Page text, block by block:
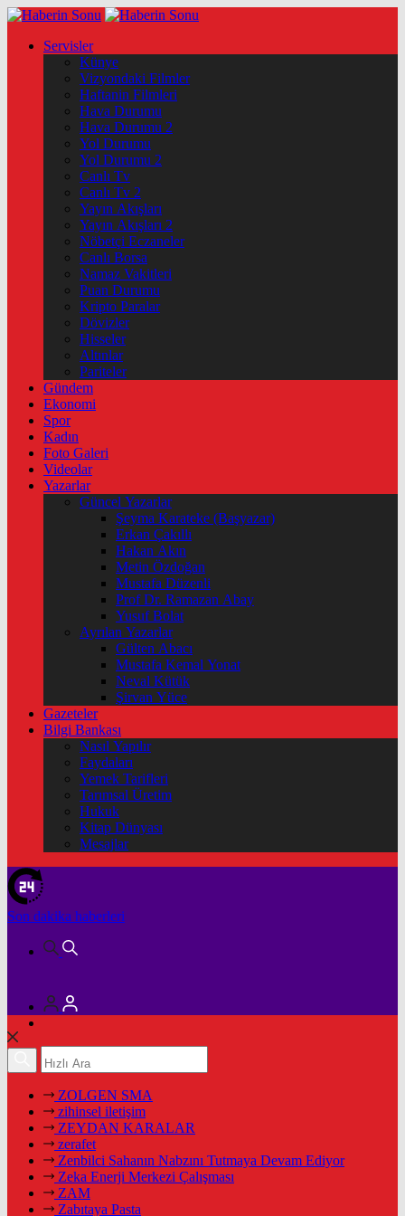
Servisler
Künye
Vizyondaki Filmler
Haftanin Filmleri
Hava Durumu
Hava Durumu 2
Yol Durumu
Yol Durumu 2
Canlı Tv
Canlı Tv 2
Yayın Akışları
Yayın Akışları 2
Nöbetçi Eczaneler
Canlı Borsa
Namaz Vakitleri
Puan Durumu
Kripto Paralar
Dövizler
Hisseler
Altınlar
Pariteler
Gündem
Ekonomi
Spor
Kadın
Foto Galeri
Videolar
Yazarlar
Güncel Yazarlar
Şeyma Karateke (Başyazar)
Erkan Çakıllı
Hakan Akın
Metin Özdoğan
Mustafa Düzenli
Prof Dr. Ramazan Abay
Yusuf Bolat
Ayrılan Yazarlar
Gülten Abacı
Mustafa Kemal Yonat
Neval Kütük
Şirvan Yüce
Gazeteler
Bilgi Bankası
Nasıl Yapılır
Faydaları
Yemek Tarifleri
Tarımsal Üretim
Hukuk
Kitap Dünyası
Mesajlar
Son dakika haberleri
ZOLGEN SMA
zihinsel iletişim
ZEYDAN KARALAR
zerafet
Zenbilci Sahanın Nabzını Tutmaya Devam Ediyor
Zeka Enerji Merkezi Çalışması
ZAM
Zabıtaya Pasta